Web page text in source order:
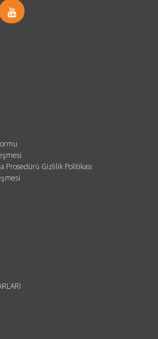
Prosedürü Gizlilik Politikası